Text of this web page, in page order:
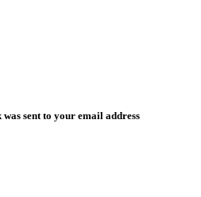
sent to your email address